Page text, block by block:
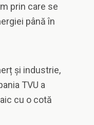
prin care se
până în
și industrie,
TVU a
cu o cotă